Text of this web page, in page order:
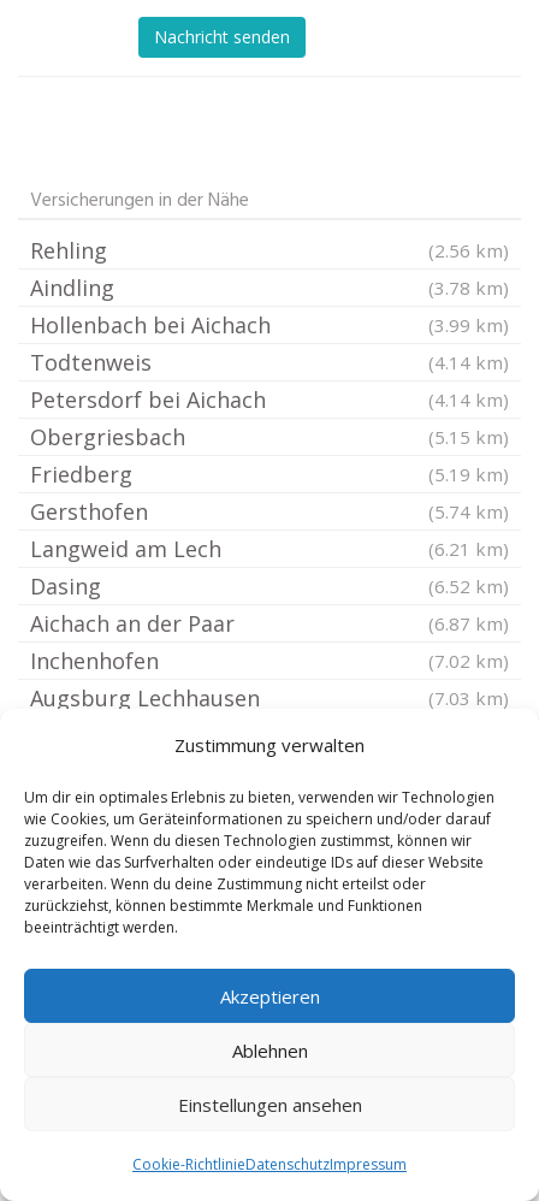
Zustimmung verwalten
Um dir ein optimales Erlebnis zu bieten, verwenden wir Technologien
wie Cookies, um Geräteinformationen zu speichern und/oder darauf
zuzugreifen. Wenn du diesen Technologien zustimmst, können wir
Daten wie das Surfverhalten oder eindeutige IDs auf dieser Website
verarbeiten. Wenn du deine Zustimmung nicht erteilst oder
zurückziehst, können bestimmte Merkmale und Funktionen
beeinträchtigt werden.
Akzeptieren
Ablehnen
Einstellungen ansehen
Cookie-RichtlinieDatenschutzImpressum
Nachricht senden
Versicherungen in der Nähe
Rehling (2.56 km)
Aindling (3.78 km)
Hollenbach bei Aichach (3.99 km)
Todtenweis (4.14 km)
Petersdorf bei Aichach (4.14 km)
Obergriesbach (5.15 km)
Friedberg (5.19 km)
Gersthofen (5.74 km)
Langweid am Lech (6.21 km)
Dasing (6.52 km)
Aichach an der Paar (6.87 km)
Inchenhofen (7.02 km)
Augsburg Lechhausen (7.03 km)
Augsburg Bärenkeller
Augsburg Jakobervorstadt (7.5 km)
Thierhaupten (7.55 km)
Gablingen
Augsburg Maximilianstraße
Augsburg Hochzoll
Friedberg Bayern